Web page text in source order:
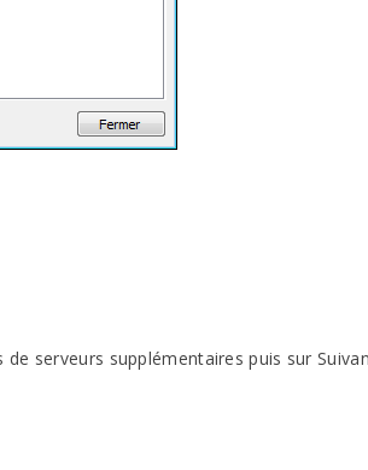
serveurs supplémentaires puis sur